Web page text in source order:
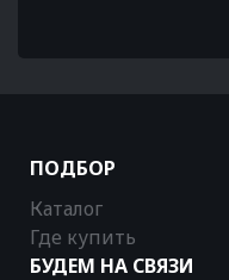
ПОДБОР
Каталог
Где купить
БУДЕМ НА СВЯЗИ